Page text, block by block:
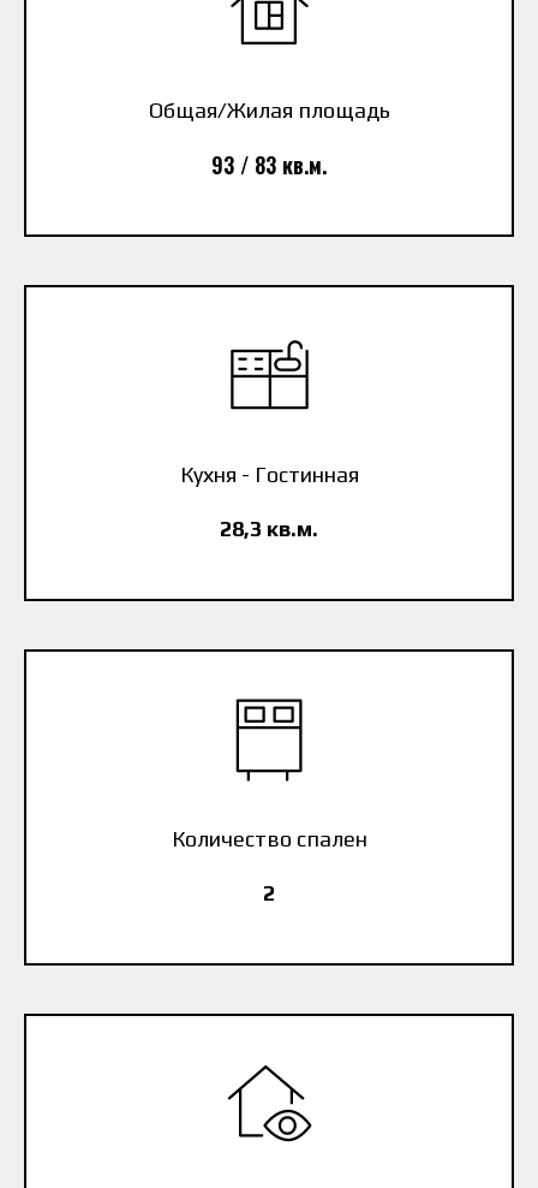
Общая/Жилая площадь
93 / 83 кв.м.
Кухня - Гостинная
28,3 кв.м.
Количество спален
2